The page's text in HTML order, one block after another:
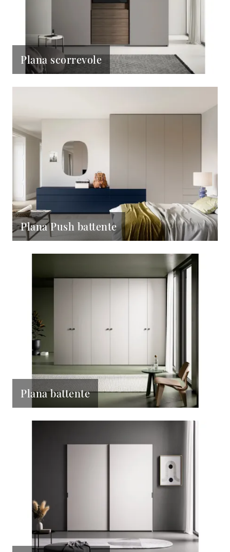
Plana scorrevole
Plana Push battente
Plana battente